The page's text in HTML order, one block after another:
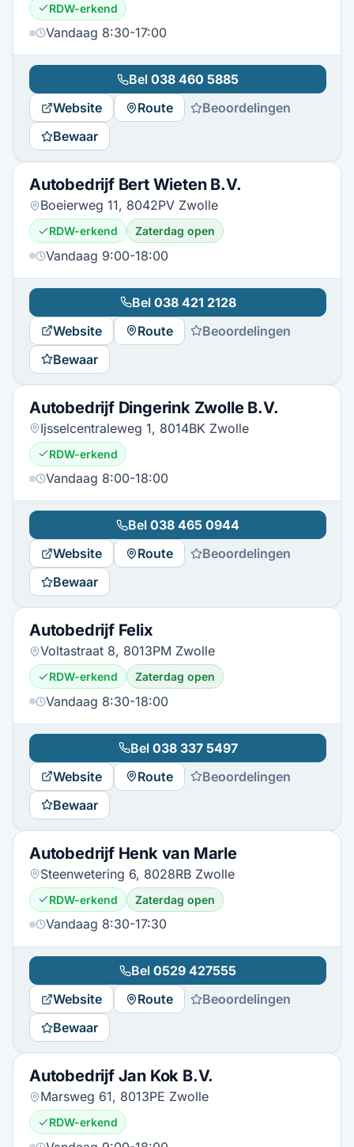
RDW-erkend
Vandaag 8:30-17:00
Bel 038 460 5885
Website
Route
Beoordelingen
Bewaar
Autobedrijf Bert Wieten B.V.
Boeierweg 11, 8042PV Zwolle
RDW-erkend Zaterdag open
Vandaag 9:00-18:00
Bel 038 421 2128
Website
Route
Beoordelingen
Bewaar
Autobedrijf Dingerink Zwolle B.V.
Ijsselcentraleweg 1, 8014BK Zwolle
RDW-erkend
Vandaag 8:00-18:00
Bel 038 465 0944
Website
Route
Beoordelingen
Bewaar
Autobedrijf Felix
Voltastraat 8, 8013PM Zwolle
RDW-erkend Zaterdag open
Vandaag 8:30-18:00
Bel 038 337 5497
Website
Route
Beoordelingen
Bewaar
Autobedrijf Henk van Marle
Steenwetering 6, 8028RB Zwolle
RDW-erkend Zaterdag open
Vandaag 8:30-17:30
Bel 0529 427555
Website
Route
Beoordelingen
Bewaar
Autobedrijf Jan Kok B.V.
Marsweg 61, 8013PE Zwolle
RDW-erkend